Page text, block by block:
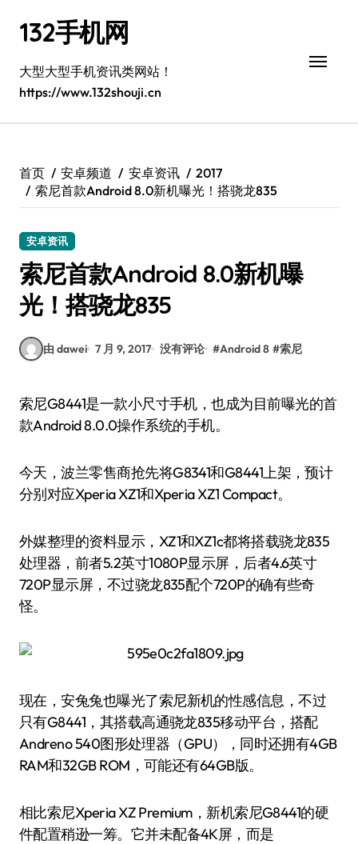
132手机网
大型大型手机资讯类网站！
https://www.132shouji.cn
首页 安卓频道 安卓资讯
2017
索尼首款Android 8.0新机曝光！搭骁龙835
安卓资讯
索尼首款Android 8.0新机曝
光！搭骁龙835
由 dawei 7 月 9, 2017 没有评论 #Android 8 #索尼
索尼G8441是一款小尺寸手机，也成为目前曝光的首
款Android 8.0.0操作系统的手机。
今天，波兰零售商抢先将G8341和G8441上架，预计
分别对应Xperia XZ1和Xperia XZ1 Compact。
外媒整理的资料显示，XZ1和XZ1c都将搭载骁龙835
处理器，前者5.2英寸1080P显示屏，后者4.6英寸
720P显示屏，不过骁龙835配个720P的确有些奇
怪。
现在，安兔兔也曝光了索尼新机的性感信息，不过
只有G8441，其搭载高通骁龙835移动平台，搭配
Andreno 540图形处理器（GPU），同时还拥有4GB
RAM和32GB ROM，可能还有64GB版。
相比索尼Xperia XZ Premium，新机索尼G8441的硬
件配置稍逊一筹。它并未配备4K屏，而是